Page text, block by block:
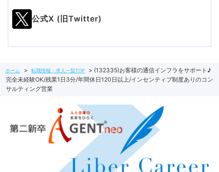
公式X (旧Twitter)
ホーム 転職情報・求人一覧TOP
(132335)お客様の通信インフラをサポート♪
完全未経験OK/残業1日3分/年間休日120日以上/インセンティブ制度ありのコン
サルティング営業